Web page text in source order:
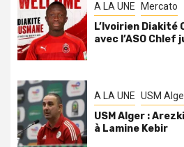
A LA UNE Mercato
L’Ivoirien Diakité
avec l’ASO Chlef
A LA UNE USM
USM Alger :
à Lamine Kebir